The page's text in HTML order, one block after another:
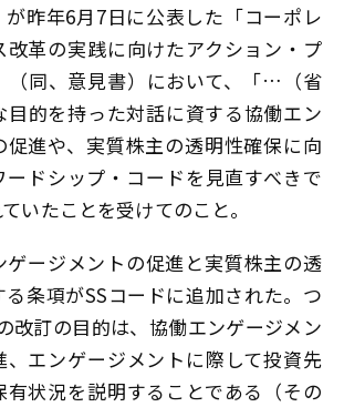
昨年6月7日に公表した「コーポレ
改革の実践に向けたアクション・プ
（同、意見書）において、「…（省
的を持った対話に資する協働エン
促進や、実質株主の透明性確保に向
ードシップ・コードを見直すべきで
いたことを受けてのこと。
ゲージメントの促進と実質株主の透
条項がSSコードに追加された。つ
改訂の目的は、協働エンゲージメン
、エンゲージメントに際して投資先
有状況を説明することである（その